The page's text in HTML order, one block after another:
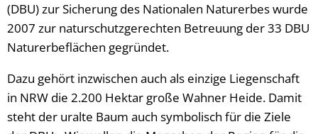
(DBU) zur Sicherung des Nationalen Naturerbes wurde
2007 zur naturschutzgerechten Betreuung der 33 DBU
Naturerbeflächen gegründet.
Dazu gehört inzwischen auch als einzige Liegenschaft
in NRW die 2.200 Hektar große Wahner Heide. Damit
steht der uralte Baum auch symbolisch für die Ziele